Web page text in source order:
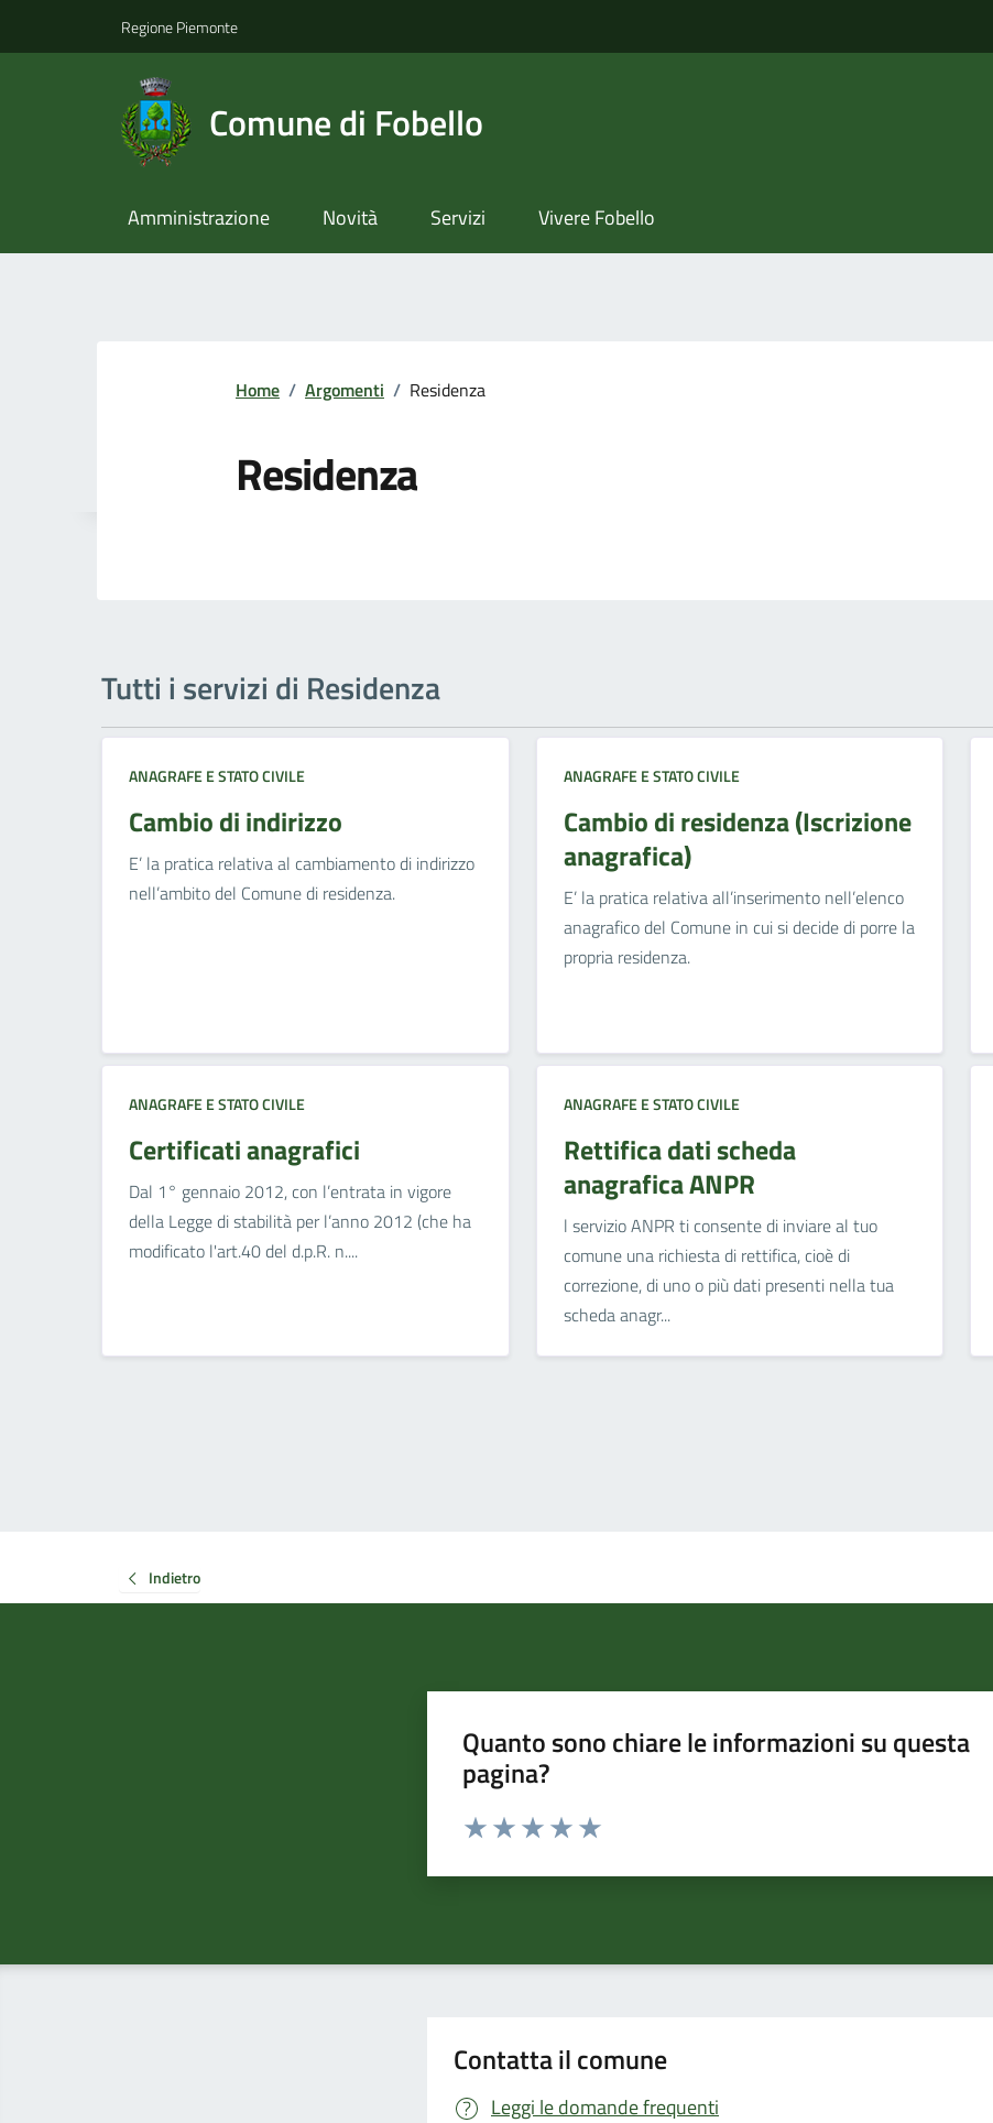
Regione Piemonte
Comune di Fobello
Amministrazione Novità Servizi Vivere Fobello
Home / Argomenti / Residenza
Residenza
Tutti i servizi di Residenza
ANAGRAFE E STATO CIVILE
Cambio di indirizzo
E’ la pratica relativa al cambiamento di indirizzo
nell’ambito del Comune di residenza.
ANAGRAFE E STATO CIVILE
Cambio di residenza (Iscrizione
anagrafica)
E’ la pratica relativa all’inserimento nell’elenco
anagrafico del Comune in cui si decide di porre la
propria residenza.
ANAGRAFE E STATO CIVILE
Certificati anagrafici
Dal 1° gennaio 2012, con l’entrata in vigore
della Legge di stabilità per l’anno 2012 (che ha
modificato l'art.40 del d.p.R. n....
ANAGRAFE E STATO CIVILE
Rettifica dati scheda
anagrafica ANPR
l servizio ANPR ti consente di inviare al tuo
comune una richiesta di rettifica, cioè di
correzione, di uno o più dati presenti nella tua
scheda anagr...
Indietro
Quanto sono chiare le informazioni su questa
pagina?
Valuta da 1 a 5 stelle la pagina
Contatta il comune
Leggi le domande frequenti